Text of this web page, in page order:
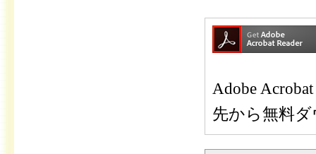
Adobe
先から無料